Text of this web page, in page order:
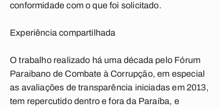
conformidade com o que foi solicitado.
Experiência compartilhada
O trabalho realizado há uma década pelo Fórum
Paraibano de Combate à Corrupção, em especial
as avaliações de transparência iniciadas em 2013,
tem repercutido dentro e fora da Paraíba, e